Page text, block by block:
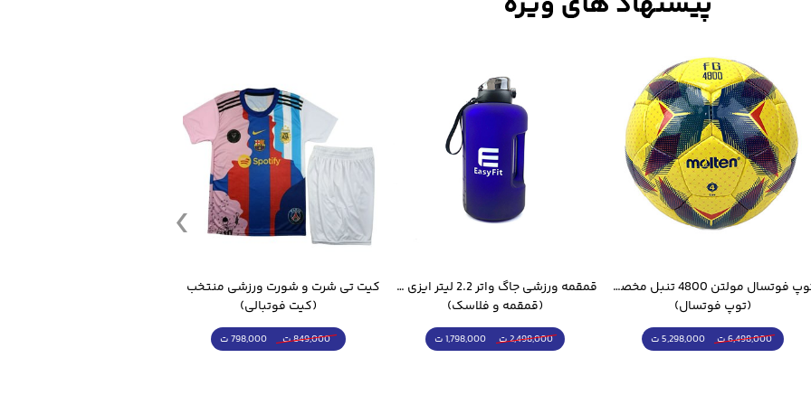
توپ فوتسال مولتن 4800 تنبل مخصوص سالن
(توپ فوتسال)
6,498,000 ت 5,298,000 ت
قمقمه ورزشی جاگ واتر 2.2 لیتر ایزی فیت
(قمقمه و فلاسک)
2,498,000 ت 1,798,000 ت
(کیت فوتبالی)
849,000 ت 798,000 ت